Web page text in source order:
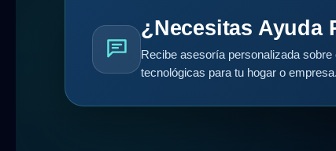
¿Necesitas Ayuda
Recibe asesoría personalizada
tecnológicas para tu hogar o empresa.